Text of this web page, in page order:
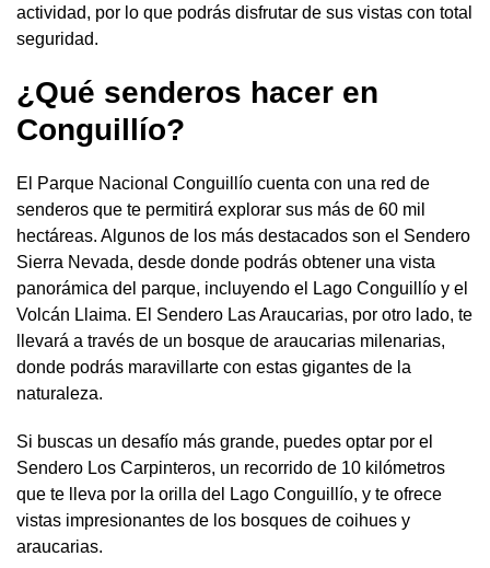
actividad, por lo que podrás disfrutar de sus vistas con total
seguridad.
¿Qué senderos hacer en
Conguillío?
El Parque Nacional Conguillío cuenta con una red de
senderos que te permitirá explorar sus más de 60 mil
hectáreas. Algunos de los más destacados son el Sendero
Sierra Nevada, desde donde podrás obtener una vista
panorámica del parque, incluyendo el Lago Conguillío y el
Volcán Llaima. El Sendero Las Araucarias, por otro lado, te
llevará a través de un bosque de araucarias milenarias,
donde podrás maravillarte con estas gigantes de la
naturaleza.
Si buscas un desafío más grande, puedes optar por el
Sendero Los Carpinteros, un recorrido de 10 kilómetros
que te lleva por la orilla del Lago Conguillío, y te ofrece
vistas impresionantes de los bosques de coihues y
araucarias.